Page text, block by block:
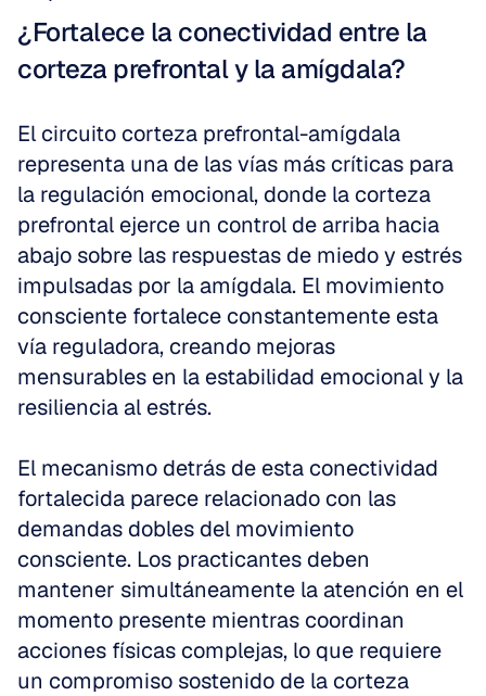
¿Fortalece la conectividad entre la
corteza prefrontal y la amígdala?
El circuito corteza prefrontal-amígdala
representa una de las vías más críticas para
la regulación emocional, donde la corteza
prefrontal ejerce un control de arriba hacia
abajo sobre las respuestas de miedo y estrés
impulsadas por la amígdala. El movimiento
consciente fortalece constantemente esta
vía reguladora, creando mejoras
mensurables en la estabilidad emocional y la
resiliencia al estrés.
El mecanismo detrás de esta conectividad
fortalecida parece relacionado con las
demandas dobles del movimiento
consciente. Los practicantes deben
mantener simultáneamente la atención en el
momento presente mientras coordinan
acciones físicas complejas, lo que requiere
un compromiso sostenido de la corteza